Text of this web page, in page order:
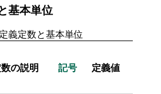
基本単位
義定数と基本単位
の説明 記号 定義値